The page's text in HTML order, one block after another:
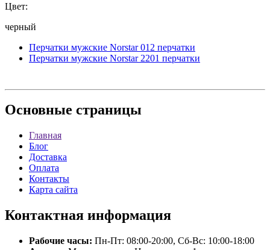
Цвет:
черный
Перчатки мужские Norstar 012 перчатки
Перчатки мужские Norstar 2201 перчатки
Основные страницы
Главная
Блог
Доставка
Оплата
Контакты
Карта сайта
Контактная информация
Рабочие часы: Пн-Пт: 08:00-20:00, Сб-Вс: 10:00-18:00